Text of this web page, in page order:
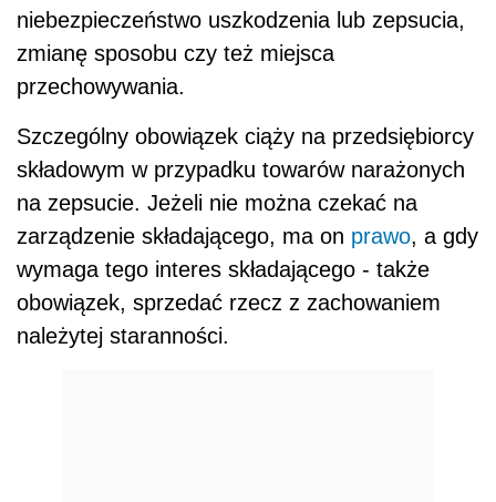
niebezpieczeństwo uszkodzenia lub zepsucia,
zmianę sposobu czy też miejsca
przechowywania.
Szczególny obowiązek ciąży na przedsiębiorcy
składowym w przypadku towarów narażonych
na zepsucie. Jeżeli nie można czekać na
zarządzenie składającego, ma on prawo, a gdy
wymaga tego interes składającego - także
obowiązek, sprzedać rzecz z zachowaniem
należytej staranności.